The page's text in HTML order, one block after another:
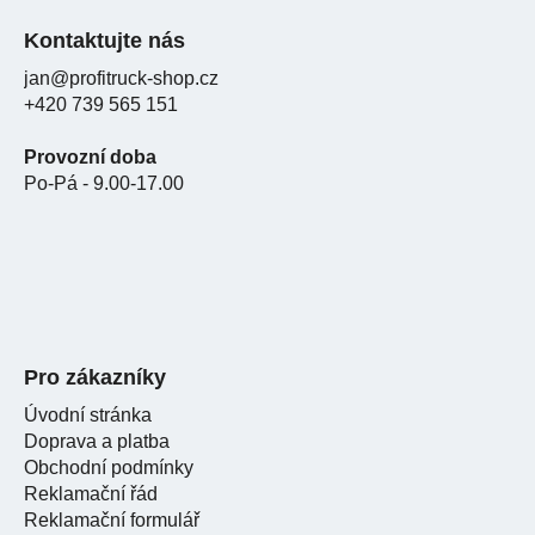
Kontaktujte nás
jan@profitruck-shop.cz
+420 739 565 151
Provozní doba
Po-Pá - 9.00-17.00
Pro zákazníky
Úvodní stránka
Doprava a platba
Obchodní podmínky
Reklamační řád
Reklamační formulář